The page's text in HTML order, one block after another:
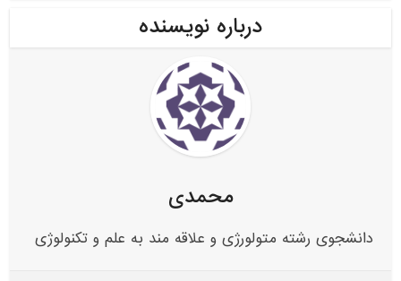
درباره نویسنده
محمدی
دانشجوی رشته متولورژی و علاقه مند به علم و تکنولوژی